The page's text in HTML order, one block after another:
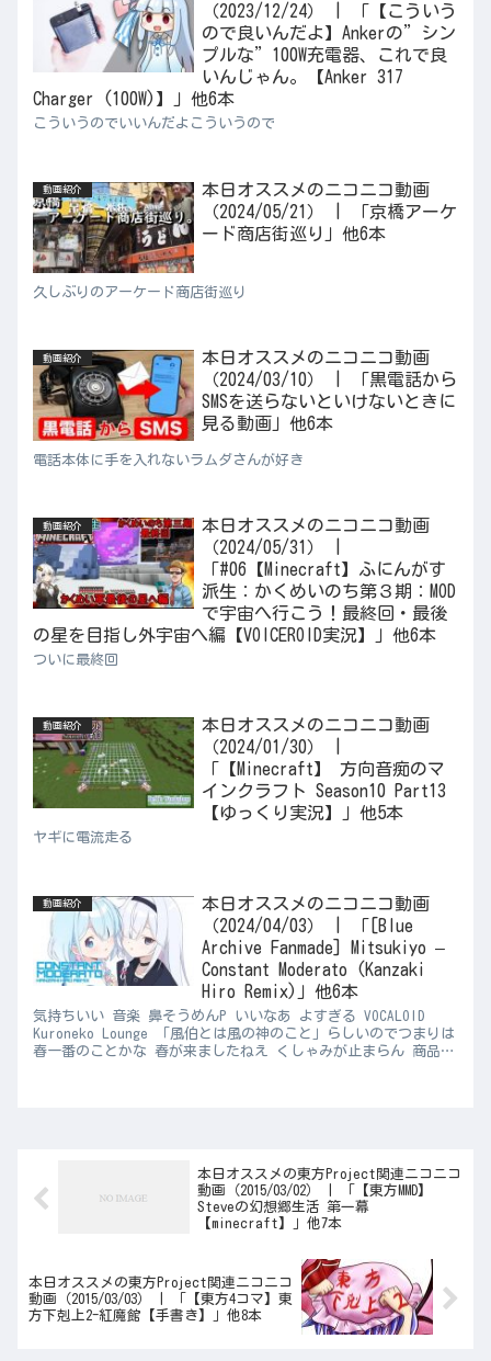
（2023/12/24） | 「【こういう
ので良いんだよ】Ankerの”シン
プルな”100W充電器、これで良
いんじゃん。【Anker 317
Charger (100W)】」他6本
こういうのでいいんだよこういうので
動画紹介
本日オススメのニコニコ動画
（2024/05/21） | 「京橋アーケ
ード商店街巡り」他6本
久しぶりのアーケード商店街巡り
動画紹介
本日オススメのニコニコ動画
（2024/03/10） | 「黒電話から
SMSを送らないといけないときに
見る動画」他6本
電話本体に手を入れないラムダさんが好き
動画紹介
本日オススメのニコニコ動画
（2024/05/31） |
「#06【Minecraft】ふにんがす
派生：かくめいのち第３期：MOD
で宇宙へ行こう！最終回・最後
の星を目指し外宇宙へ編【VOICEROID実況】」他6本
ついに最終回
動画紹介
本日オススメのニコニコ動画
（2024/01/30） |
「【Minecraft】 方向音痴のマ
インクラフト Season10 Part13
【ゆっくり実況】」他5本
ヤギに電流走る
動画紹介
本日オススメのニコニコ動画
（2024/04/03） | 「[Blue
Archive Fanmade] Mitsukiyo –
Constant Moderato (Kanzaki
Hiro Remix)」他6本
気持ちいい 音楽 鼻そうめんP いいなあ よすぎる VOCALOID
Kuroneko Lounge 「風伯とは風の神のこと」らしいのでつまりは
春一番のことかな 春が来ましたねえ くしゃみが止まらん 商品レ
本日オススメの東方Project関連ニコニコ
動画（2015/03/02） | 「【東方MMD】
Steveの幻想郷生活 第一幕
【minecraft】」他7本
本日オススメの東方Project関連ニコニコ
動画（2015/03/03） | 「【東方4コマ】東
方下剋上2-紅魔館【手書き】」他8本